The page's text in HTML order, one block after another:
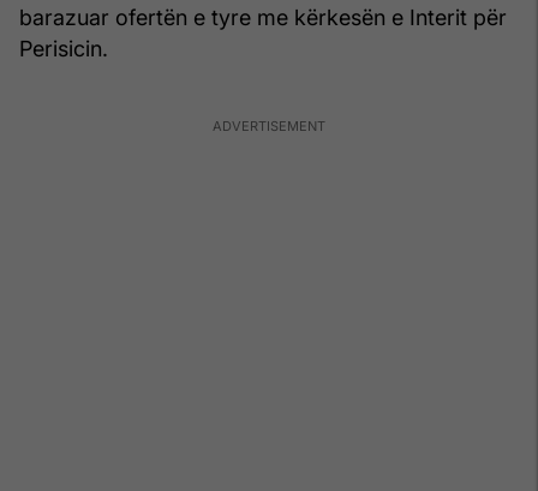
barazuar ofertën e tyre me kërkesën e Interit për
Perisicin.